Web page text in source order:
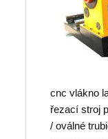
cnc vlákno
řezací stroj
/ oválné